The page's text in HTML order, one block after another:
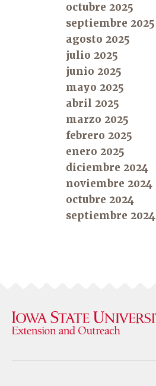
octubre 2025
septiembre 2025
agosto 2025
julio 2025
junio 2025
mayo 2025
abril 2025
marzo 2025
febrero 2025
enero 2025
diciembre 2024
noviembre 2024
octubre 2024
septiembre 2024